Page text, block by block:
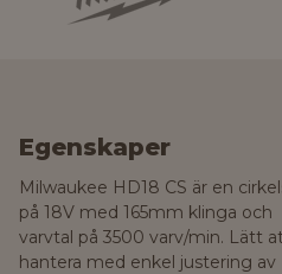
Egenskaper
Milwaukee HD18 CS är en
på 18V med 165mm klinga och
varvtal på 3500 varv/min. Lätt
hantera med enkel justering av